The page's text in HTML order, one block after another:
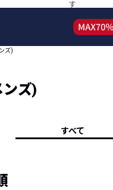
す
事
ィネート
ズ)
ズ)
すべて